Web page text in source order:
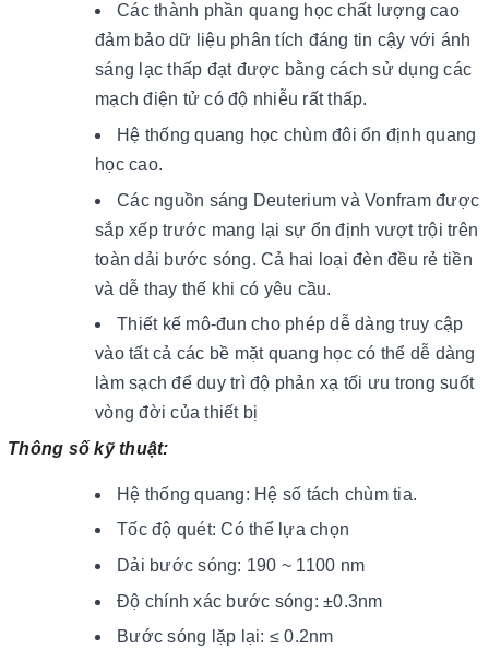
Các thành phần quang học chất lượng cao
đảm bảo dữ liệu phân tích đáng tin cậy với ánh
sáng lạc thấp đạt được bằng cách sử dụng các
mạch điện tử có độ nhiễu rất thấp.
Hệ thống quang học chùm đôi ổn định quang
học cao.
Các nguồn sáng Deuterium và Vonfram được
sắp xếp trước mang lại sự ổn định vượt trội trên
toàn dải bước sóng. Cả hai loại đèn đều rẻ tiền
và dễ thay thế khi có yêu cầu.
Thiết kế mô-đun cho phép dễ dàng truy cập
vào tất cả các bề mặt quang học có thể dễ dàng
làm sạch để duy trì độ phản xạ tối ưu trong suốt
vòng đời của thiết bị
Thông số kỹ thuật:
Hệ thống quang: Hệ số tách chùm tia.
Tốc độ quét: Có thể lựa chọn
Dải bước sóng: 190 ~ 1100 nm
Độ chính xác bước sóng: ±0.3nm
Bước sóng lặp lại: ≤ 0.2nm